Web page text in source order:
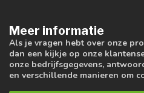
Meer informatie
Als je vragen hebt over onze
dan een kijkje op onze
onze bedrijfsgegevens,
en verschillende manieren om